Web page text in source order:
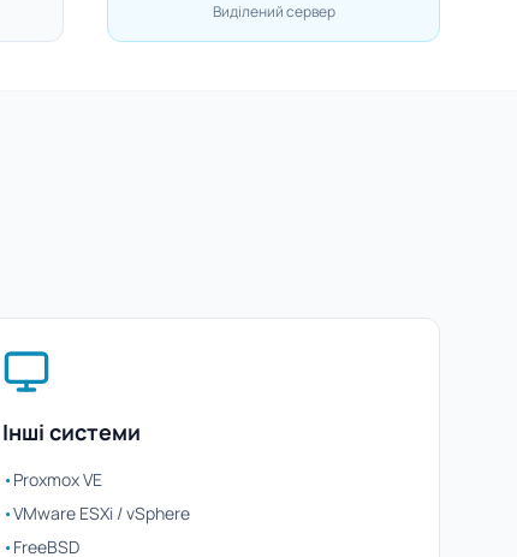
Виділений сервер
Інші системи
•Proxmox VE
•VMware ESXi / vSphere
•FreeBSD